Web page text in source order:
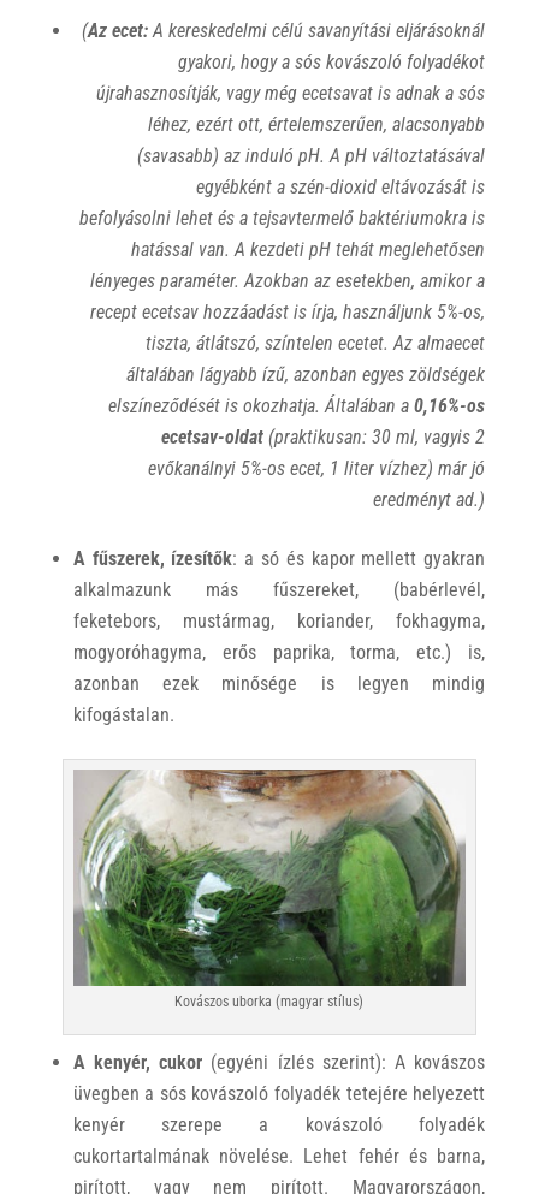
(Az ecet:A kereskedelmi célú savanyítási eljárásoknál
gyakori, hogy a sós kovászoló folyadékot
újrahasznosítják, vagy még ecetsavat is adnak a sós
léhez, ezért ott, értelemszerűen, alacsonyabb
(savasabb) az induló pH. A pH változtatásával
egyébként a szén-dioxid eltávozását is
befolyásolni lehet és a tejsavtermelő baktériumokra is
hatással van. A kezdeti pH tehát meglehetősen
lényeges paraméter. Azokban az esetekben, amikor a
recept ecetsav hozzáadást is írja, használjunk 5%-os,
tiszta, átlátszó, színtelen ecetet. Az almaecet
általában lágyabb ízű, azonban egyes zöldségek
elszíneződését is okozhatja. Általában a0,16%-os
ecetsav-oldat (praktikusan: 30 ml, vagyis 2
evőkanálnyi 5%-os ecet, 1 liter vízhez) már jó
eredményt ad.)
A fűszerek, ízesítők: a só és kapor mellett gyakran
alkalmazunk más fűszereket, (babérlevél,
feketebors, mustármag, koriander, fokhagyma,
mogyoróhagyma, erős paprika, torma, etc.) is,
azonban ezek minősége is legyen mindig
kifogástalan.
Kovászos uborka (magyar stílus)
A kenyér, cukor (egyéni ízlés szerint): A kovászos
üvegben a sós kovászoló folyadék tetejére helyezett
kenyér szerepe a kovászoló folyadék
cukortartalmának növelése. Lehet fehér és barna,
pirított, vagy nem pirított. Magyarországon,